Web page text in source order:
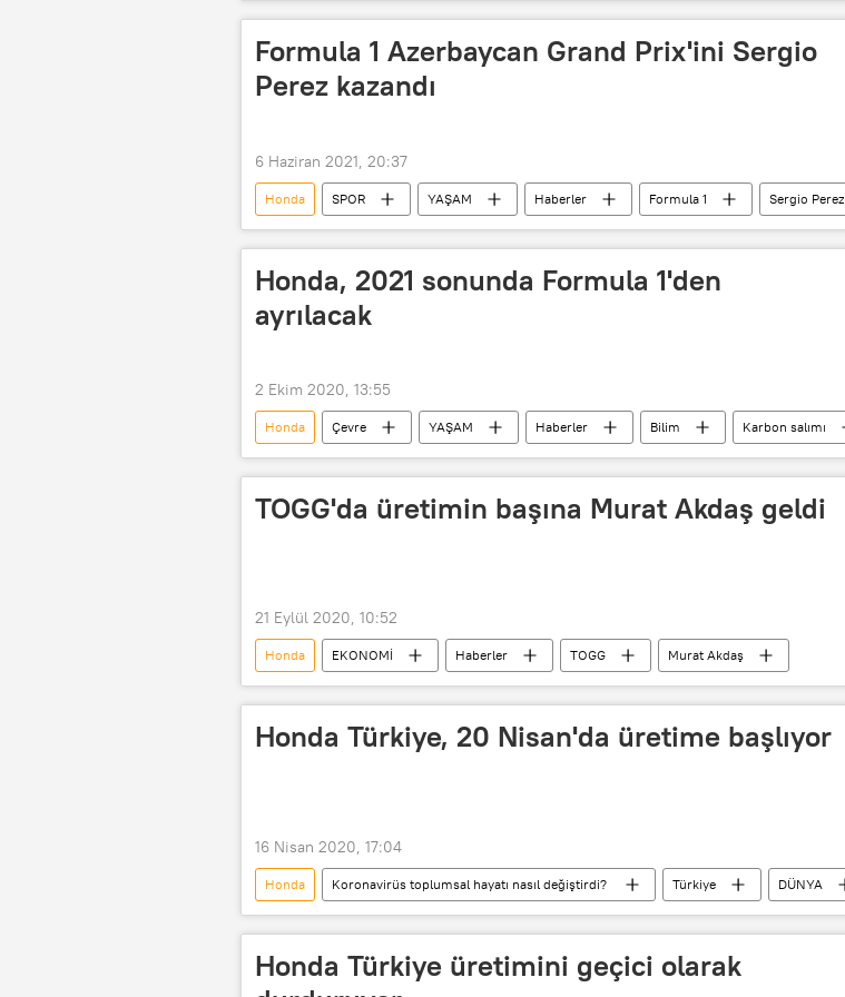
Formula 1 Azerbaycan Grand Prix'ini Sergio
Perez kazandı
6 Haziran 2021, 20:37
Honda SPOR YAŞAM Haberler Formula 1 Sergio Perez
Honda, 2021 sonunda Formula 1'den
ayrılacak
2 Ekim 2020, 13:55
Honda Çevre YAŞAM Haberler Bilim
Karbon salımı
Emisyon
hibrit Küresel ısınma
TOGG'da üretimin başına Murat Akdaş geldi
21 Eylül 2020, 10:52
Honda EKONOMİ Haberler TOGG
Murat Akdaş
Türkiye'nin Otomobili Ortak Girişim Grubu
İstanbul Teknik Üniversitesi (İTÜ)
Honda Türkiye, 20 Nisan'da üretime başlıyor
16 Nisan 2020, 17:04
Honda Koronavirüs toplumsal hayatı nasıl değiştirdi? Türkiye
DÜNYA
Haberler
Kocaeli Üretim Koronavirüs Kovid-19
Honda Türkiye üretimini geçici olarak